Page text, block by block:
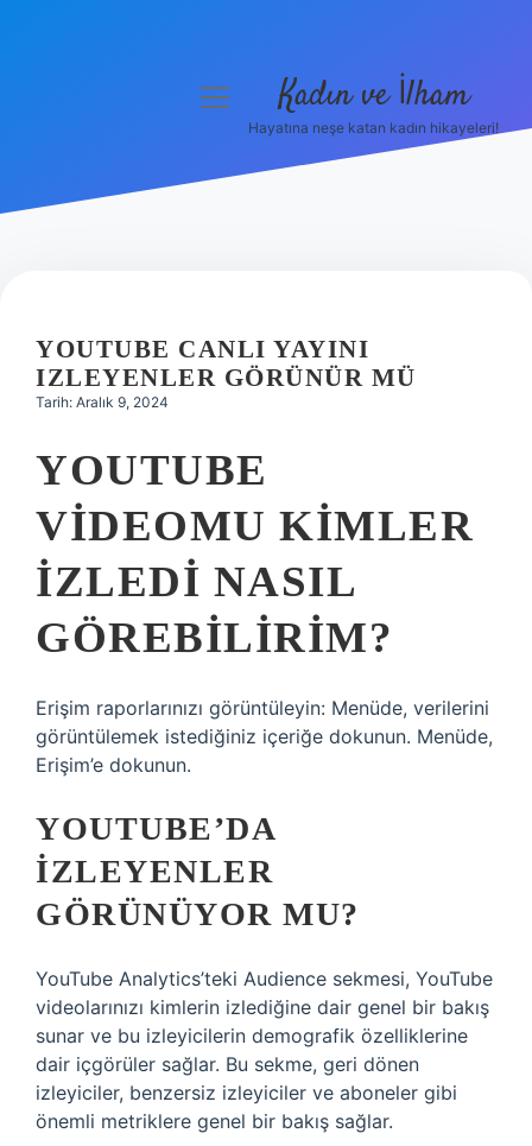
Hakkımızda
menüyü
Kadın ve İlham
Hayatına neşe katan kadın hikayeleri!
YOUTUBE CANLI YAYINI
IZLEYENLER GÖRÜNÜR MÜ
Tarih: Aralık 9, 2024
YOUTUBE
VIDEOMU KIMLER
IZLEDI NASIL
GÖREBILIRIM?
Erişim raporlarınızı görüntüleyin: Menüde, verilerini
görüntülemek istediğiniz içeriğe dokunun. Menüde,
Erişim’e dokunun.
YOUTUBE’DA
IZLEYENLER
GÖRÜNÜYOR MU?
YouTube Analytics’teki Audience sekmesi, YouTube
videolarınızı kimlerin izlediğine dair genel bir bakış
sunar ve bu izleyicilerin demografik özelliklerine
dair içgörüler sağlar. Bu sekme, geri dönen
izleyiciler, benzersiz izleyiciler ve aboneler gibi
önemli metriklere genel bir bakış sağlar.